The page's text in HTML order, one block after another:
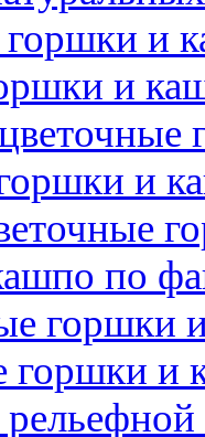
горшки и
и
и
по
горшки
горшки и